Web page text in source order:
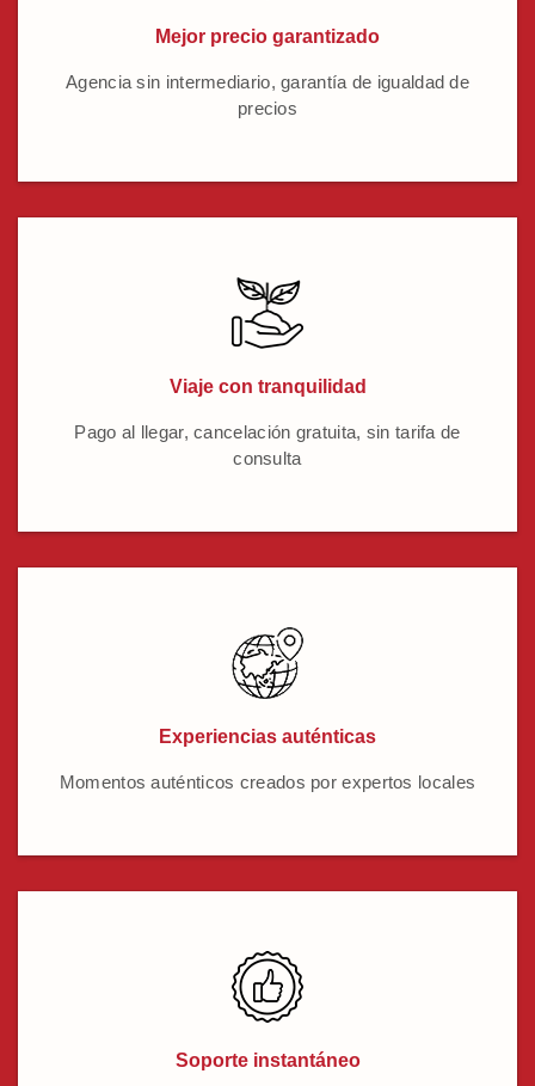
Mejor precio garantizado
Agencia sin intermediario, garantía de igualdad de
precios
Viaje con tranquilidad
Pago al llegar, cancelación gratuita, sin tarifa de
consulta
Experiencias auténticas
Momentos auténticos creados por expertos locales
Soporte instantáneo